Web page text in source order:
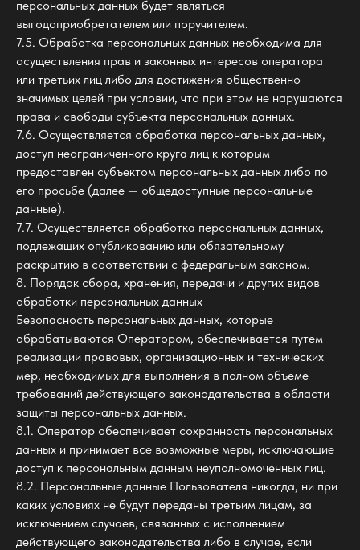
персональных данных будет являться
выгодоприобретателем или поручителем.
7.5. Обработка персональных данных необходима для
осуществления прав и законных интересов оператора
или третьих лиц либо для достижения общественно
значимых целей при условии, что при этом не нарушаются
права и свободы субъекта персональных данных.
7.6. Осуществляется обработка персональных данных,
доступ неограниченного круга лиц к которым
предоставлен субъектом персональных данных либо по
его просьбе (далее — общедоступные персональные
данные).
7.7. Осуществляется обработка персональных данных,
подлежащих опубликованию или обязательному
раскрытию в соответствии с федеральным законом.
8. Порядок сбора, хранения, передачи и других видов
обработки персональных данных
Безопасность персональных данных, которые
обрабатываются Оператором, обеспечивается путем
реализации правовых, организационных и технических
мер, необходимых для выполнения в полном объеме
требований действующего законодательства в области
защиты персональных данных.
8.1. Оператор обеспечивает сохранность персональных
данных и принимает все возможные меры, исключающие
доступ к персональным данным неуполномоченных лиц.
8.2. Персональные данные Пользователя никогда, ни при
каких условиях не будут переданы третьим лицам, за
исключением случаев, связанных с исполнением
действующего законодательства либо в случае, если